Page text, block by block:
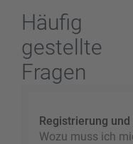
Häufig
gestellte
Fragen
Registrierung
Wozu muss ich